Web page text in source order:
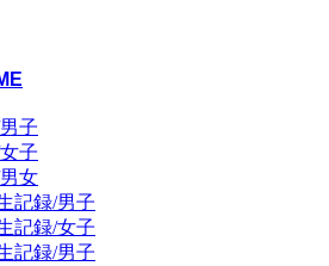
子
子
女
記録/男子
記録/女子
記録/男子